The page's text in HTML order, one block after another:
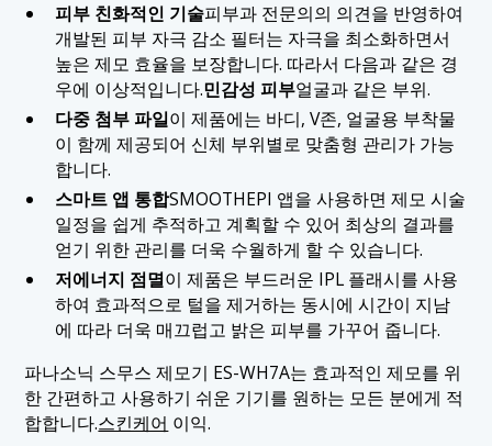
피부 친화적인 기술피부과 전문의의 의견을 반영하여
개발된 피부 자극 감소 필터는 자극을 최소화하면서
높은 제모 효율을 보장합니다. 따라서 다음과 같은 경
우에 이상적입니다.민감성 피부얼굴과 같은 부위.
다중 첨부 파일이 제품에는 바디, V존, 얼굴용 부착물
이 함께 제공되어 신체 부위별로 맞춤형 관리가 가능
합니다.
스마트 앱 통합SMOOTHEPI 앱을 사용하면 제모 시술
일정을 쉽게 추적하고 계획할 수 있어 최상의 결과를
얻기 위한 관리를 더욱 수월하게 할 수 있습니다.
저에너지 점멸이 제품은 부드러운 IPL 플래시를 사용
하여 효과적으로 털을 제거하는 동시에 시간이 지남
에 따라 더욱 매끄럽고 밝은 피부를 가꾸어 줍니다.
파나소닉 스무스 제모기 ES-WH7A는 효과적인 제모를 위
한 간편하고 사용하기 쉬운 기기를 원하는 모든 분에게 적
합합니다.스킨케어 이익.